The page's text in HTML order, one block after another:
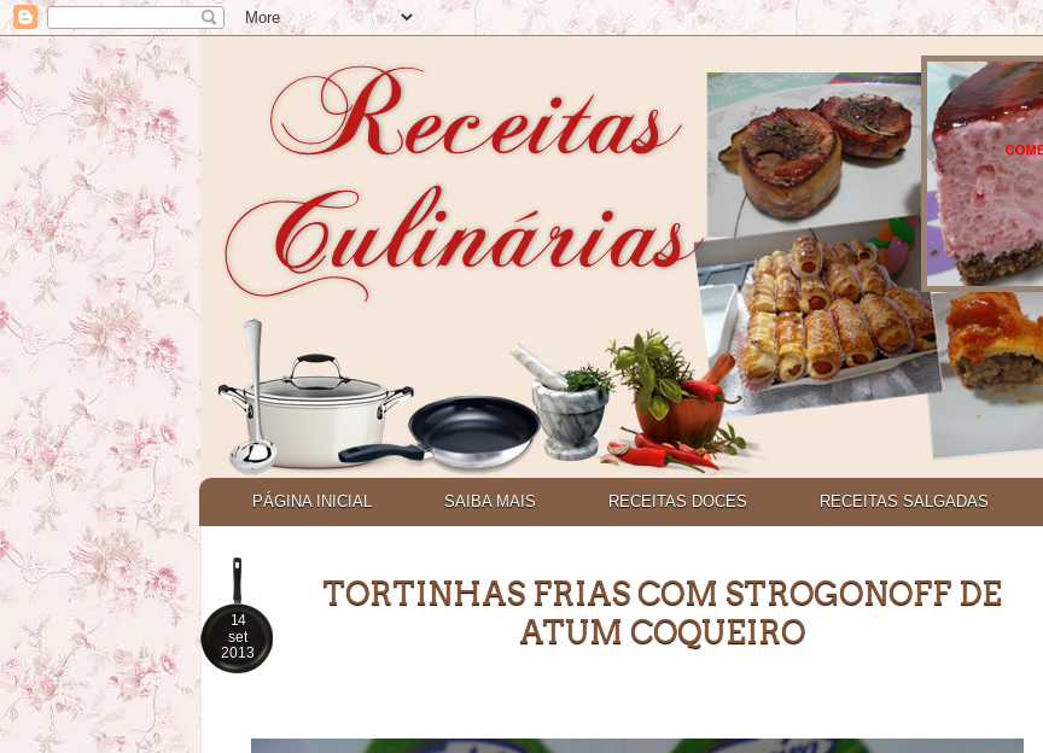
PÁGINA INICIAL SAIBA MAIS RECEITAS DOCES RECEITAS SALGADAS
14
set
2013
TORTINHAS FRIAS COM STROGONOFF DE
ATUM COQUEIRO